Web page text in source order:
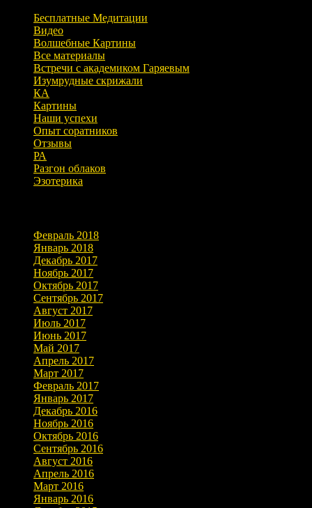
Бесплатные Медитации
Видео
Волшебные Картины
Все материалы
Встречи с академиком Гаряевым
Изумрудные скрижали
КА
Картины
Наши успехи
Опыт соратников
Отзывы
РА
Разгон облаков
Эзотерика
Февраль 2018
Январь 2018
Декабрь 2017
Ноябрь 2017
Октябрь 2017
Сентябрь 2017
Август 2017
Июль 2017
Июнь 2017
Май 2017
Апрель 2017
Март 2017
Февраль 2017
Январь 2017
Декабрь 2016
Ноябрь 2016
Октябрь 2016
Сентябрь 2016
Август 2016
Апрель 2016
Март 2016
Январь 2016